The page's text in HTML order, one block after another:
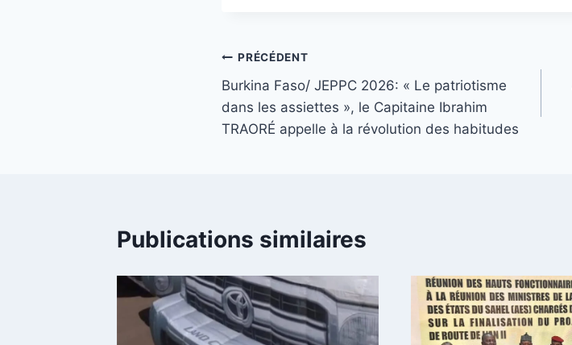
Navigation
de
l’article
PRÉCÉDENT
Burkina Faso/ JEPPC 2026: « Le patriotisme
dans les assiettes », le Capitaine Ibrahim
TRAORÉ appelle à la révolution des habitudes
Publications similaires